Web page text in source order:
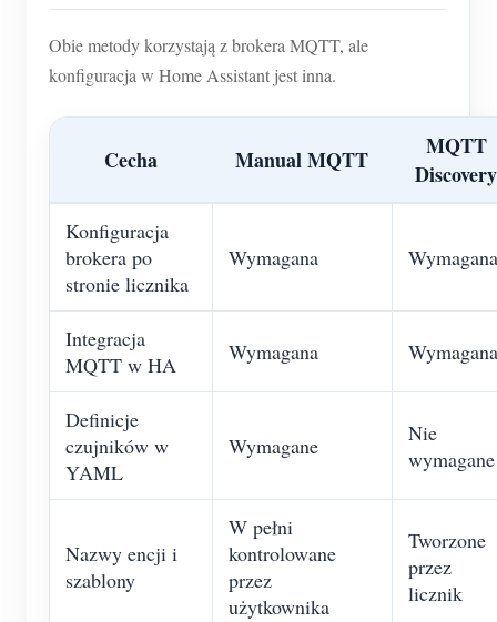
Eksploruj stronę
Ranking PV
Obie metody korzystają z brokera MQTT, ale
konfiguracja w Home Assistant jest inna.
Cecha Manual MQTT
MQTT
Discovery
Konfiguracja
brokera po
stronie licznika
Wymagana Wymagana
Integracja
MQTT w HA
Wymagana Wymagana
Definicje
czujników w
YAML
Wymagane
Nie
wymagane
Nazwy encji i
szablony
W pełni
kontrolowane
przez
użytkownika
Tworzone
przez
licznik